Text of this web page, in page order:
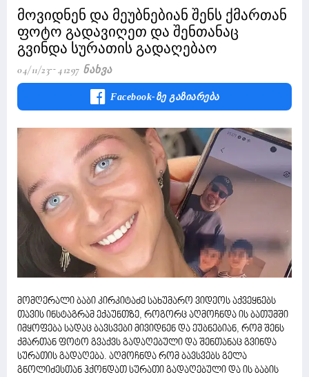
მოვიდნენ და მეუბნებიან შენს ქმართან
ფოტო გადავიღეთ და შენთანაც
გვინდა სურათის გადაღებაო
04/11/23 41297 Ნახვა
Facebook-Ზე Გაზიარება
მომღერალი ბაბი კირკიტაძე სახუმარო ვიდეოს აქვეყნებს
თავის ინსტაგრამ ექაუნთზე, როგორც აღმოჩნდა ის ბათუმში
იმყოფება სადაც ბავსვები მივიდნენ და ეუბნებიან, რომ შენს
ქმართან ფოტო გვაქვს გადაღებული და შენთანაც გვინდა
სურათის გადაღება. აღმოჩნდა რომ ბავსვებს გელა
გნოლიძესთან ჰქონდათ სურათი გადაღებული და ის ბაბის